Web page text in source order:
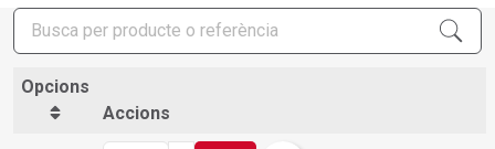
Opcions
Accions